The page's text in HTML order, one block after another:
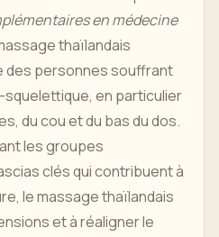
en médecine
thaïlandais
des personnes souffrant
en particulier
du cou et du bas du dos.
les groupes
clés qui contribuent à
le massage thaïlandais
et à réaligner le